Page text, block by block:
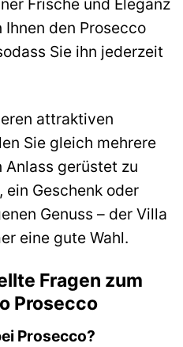
Frische und Eleganz
den Prosecco
Sie ihn jederzeit
attraktiven
Sie gleich mehrere
Anlass gerüstet zu
ein Geschenk oder
Genuss – der Villa
eine gute Wahl.
Fragen zum
Prosecco
Prosecco?